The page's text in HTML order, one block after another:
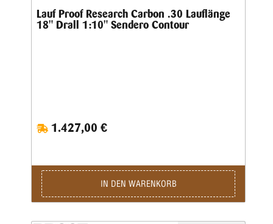
Lauf Proof Research Carbon .30 Lauflänge
18" Drall 1:10" Sendero Contour
1.427,00 €
IN DEN WARENKORB